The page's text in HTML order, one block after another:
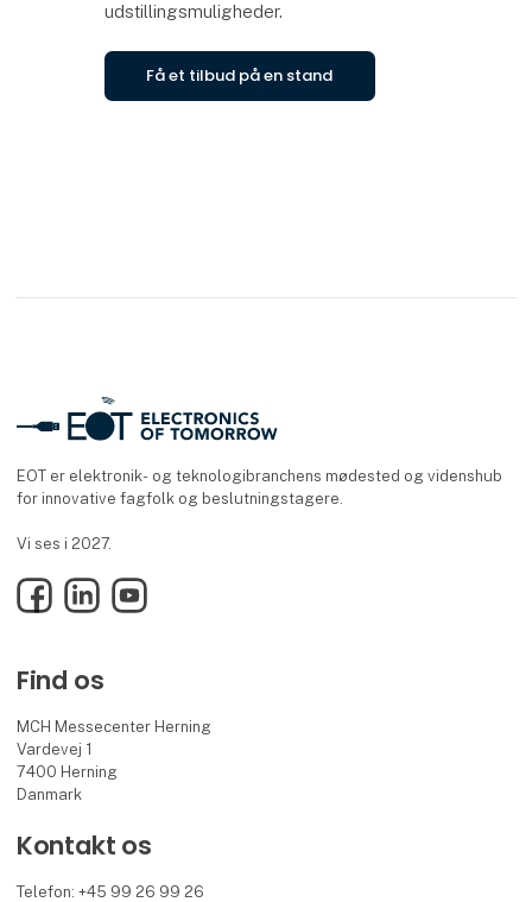
udstillingsmuligheder.
Få et tilbud på en stand
EOT er elektronik- og teknologibranchens mødested og videnshub
for innovative fagfolk og beslutningstagere.
Vi ses i 2027.
FacebookLinkedInYouTube
Find os
MCH Messecenter Herning
Vardevej 1
7400 Herning
Danmark
Kontakt os
Telefon: +45 99 26 99 26